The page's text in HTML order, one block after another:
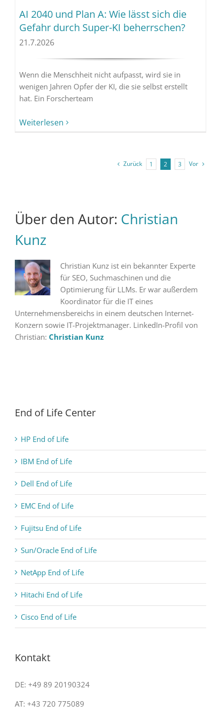
AI 2040 und Plan A: Wie lässt sich die
Gefahr durch Super-KI beherrschen?
21.7.2026
Wenn die Menschheit nicht aufpasst, wird sie in
wenigen Jahren Opfer der KI, die sie selbst erstellt
hat. Ein Forscherteam
Weiterlesen
Zurück 1 2 3 Vor
Über den Autor: Christian
Kunz
Christian Kunz ist ein bekannter Experte
für SEO, Suchmaschinen und die
Optimierung für LLMs. Er war außerdem
Koordinator für die IT eines
Unternehmensbereichs in einem deutschen Internet-
Konzern sowie IT-Projektmanager. LinkedIn-Profil von
Christian: Christian Kunz
End of Life Center
HP End of Life
IBM End of Life
Dell End of Life
EMC End of Life
Fujitsu End of Life
Sun/Oracle End of Life
NetApp End of Life
Hitachi End of Life
Cisco End of Life
Kontakt
DE: +49 89 20190324
AT: +43 720 775089